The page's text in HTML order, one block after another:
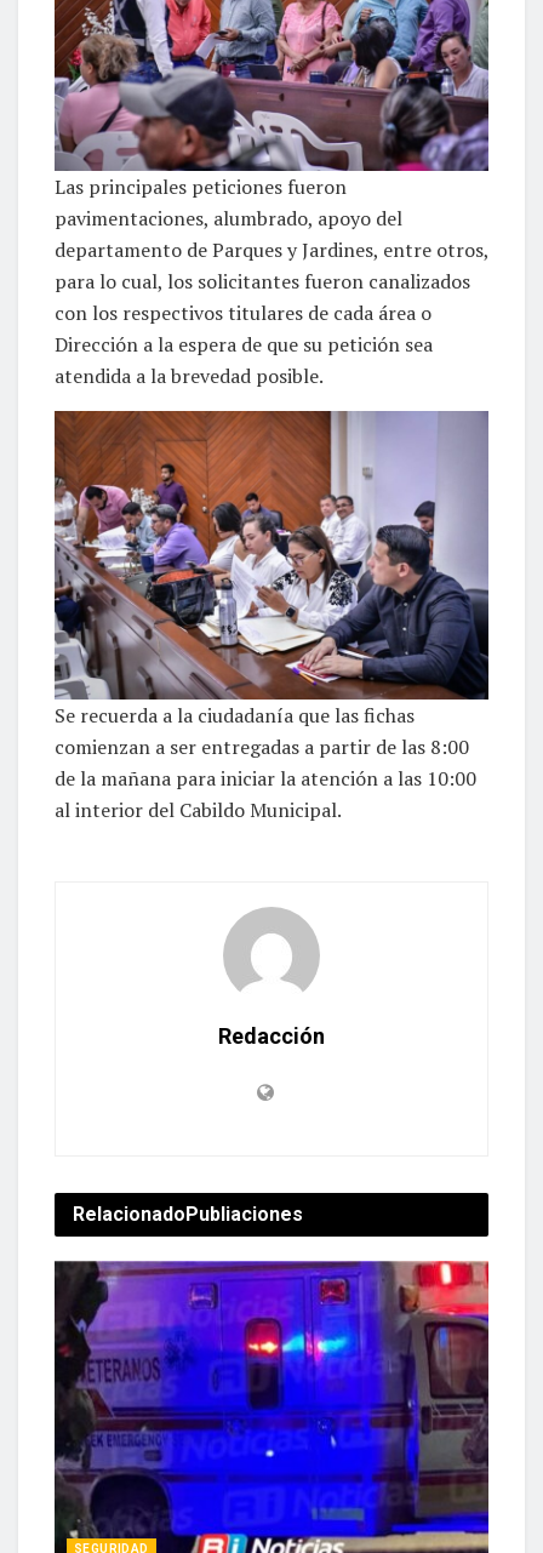
Las principales peticiones fueron
pavimentaciones, alumbrado, apoyo del
departamento de Parques y Jardines, entre otros,
para lo cual, los solicitantes fueron canalizados
con los respectivos titulares de cada área o
Dirección a la espera de que su petición sea
atendida a la brevedad posible.
Se recuerda a la ciudadanía que las fichas
comienzan a ser entregadas a partir de las 8:00
de la mañana para iniciar la atención a las 10:00
al interior del Cabildo Municipal.
Redacción
Relacionado Publiaciones
SEGURIDAD